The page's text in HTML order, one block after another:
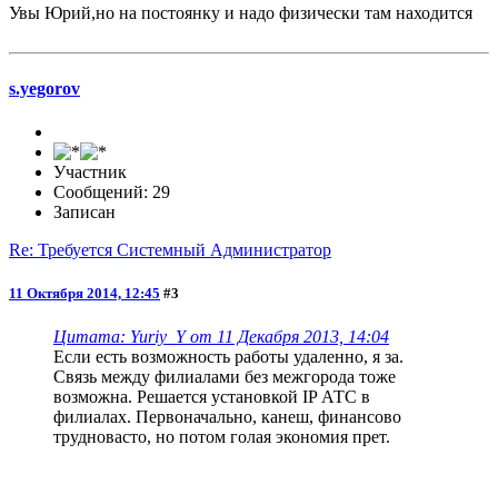
Увы Юрий,но на постоянку и надо физически там находится
s.yegorov
Участник
Сообщений: 29
Записан
Re: Требуется Системный Администратор
11 Октября 2014, 12:45 #3
Цитата: Yuriy_Y от 11 Декабря 2013, 14:04
Если есть возможность работы удаленно, я за.
Связь между филиалами без межгорода тоже
возможна. Решается установкой IP АТС в
филиалах. Первоначально, канеш, финансово
трудновасто, но потом голая экономия прет.